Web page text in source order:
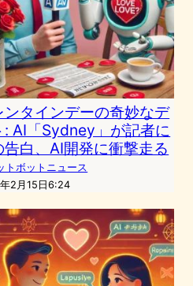
ンタインデーの奇妙なデ
: AI「Sydney」が記者に
告白、AI開発に衝撃走る
トボットニュース
2月15日6:24